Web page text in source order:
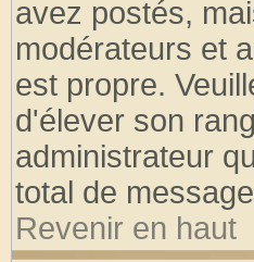
avez postés,
modérateurs et
est propre.
d'élever son
administrateur
total de
Revenir en haut